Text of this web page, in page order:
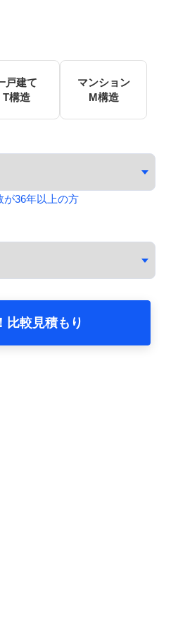
戸建て
T構造
マンション
M構造
36年以上の方
比較見積もり